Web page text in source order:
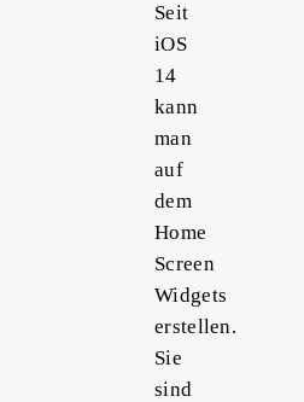
Seit
iOS
14
kann
man
auf
dem
Home
Screen
Widgets
erstellen.
Sie
sind